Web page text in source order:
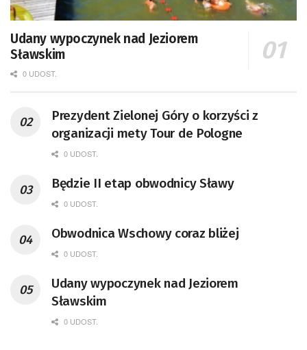
Udany wypoczynek nad Jeziorem
Sławskim
0 UDOST.
Prezydent Zielonej Góry o korzyści z
organizacji mety Tour de Pologne
0 UDOST.
Będzie II etap obwodnicy Sławy
0 UDOST.
Obwodnica Wschowy coraz bliżej
0 UDOST.
Udany wypoczynek nad Jeziorem
Sławskim
0 UDOST.